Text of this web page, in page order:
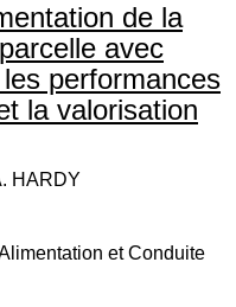
de la
avec
performances
la valorisation
HARDY
et Conduite